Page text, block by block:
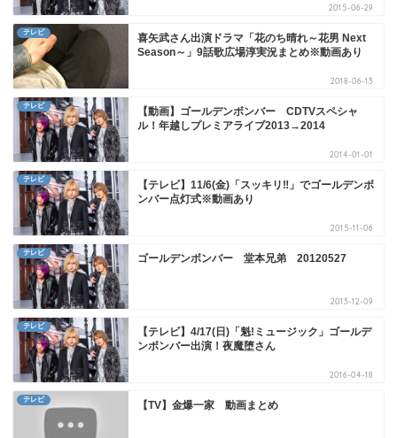
2015-06-29
テレビ
喜矢武さん出演ドラマ「花のち晴れ～花男 Next
Season～」9話歌広場淳実況まとめ※動画あり
2018-06-13
テレビ
【動画】ゴールデンボンバー CDTVスペシャ
ル！年越しプレミアライブ2013→2014
2014-01-01
テレビ
【テレビ】11/6(金)「スッキリ‼」でゴールデンボ
ンバー点灯式※動画あり
2015-11-06
テレビ ゴールデンボンバー 堂本兄弟 20120527
2013-12-09
テレビ
【テレビ】4/17(日)「魁!ミュージック」ゴールデ
ンボンバー出演！夜魔堕さん
2016-04-18
テレビ 【TV】金爆一家 動画まとめ